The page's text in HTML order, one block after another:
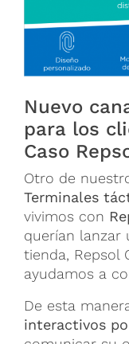
Nuevo
para los
Caso
Otro de
Terminales
vivimos con
querían lanzar
tienda, Repsol
ayudamos a
De esta
interactivos